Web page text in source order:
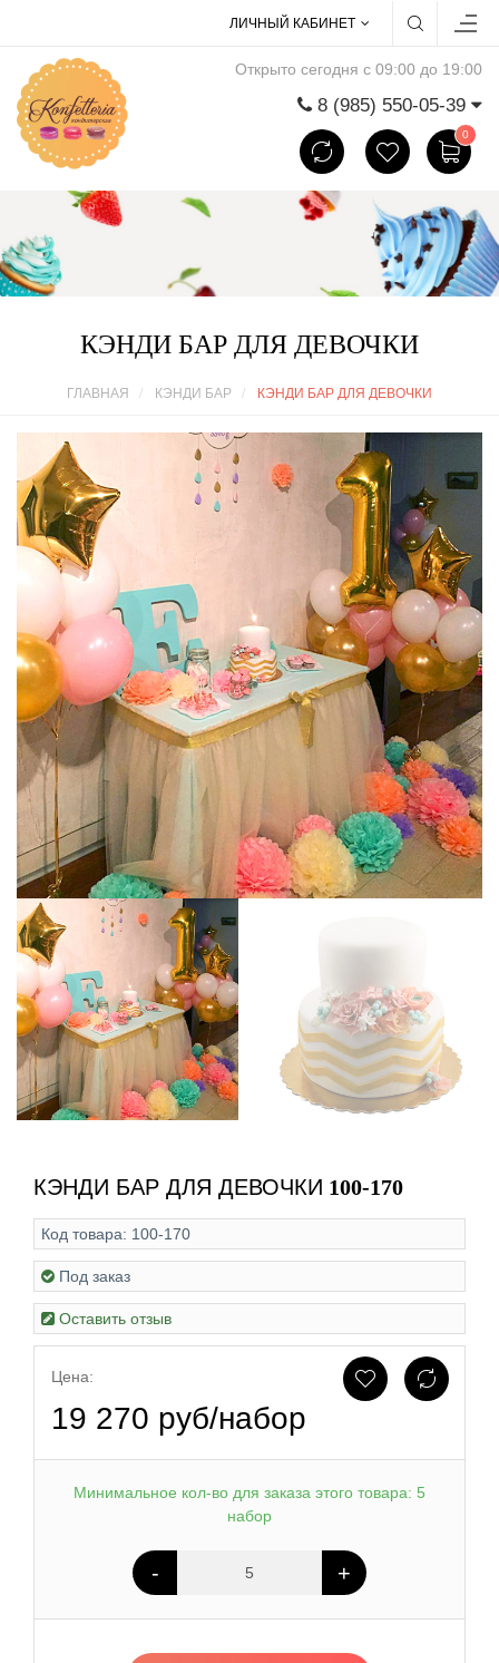
ЛИЧНЫЙ КАБИНЕТ
Открыто сегодня с 09:00 до 19:00
8 (985) 550-05-39
0
КЭНДИ БАР ДЛЯ ДЕВОЧКИ
ГЛАВНАЯ КЭНДИ БАР КЭНДИ БАР ДЛЯ ДЕВОЧКИ
КЭНДИ БАР ДЛЯ ДЕВОЧКИ 100-170
Код товара: 100-170
Под заказ
Оставить отзыв
Цена:
19 270 руб/набор
Минимальное кол-во для заказа этого товара: 5
набор
- +